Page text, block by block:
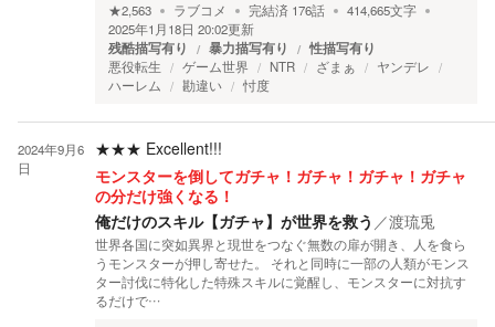
★2,563 ラブコメ 完結済 176話 414,665文字
2025年1月18日 20:02更新
残酷描写有り 暴力描写有り 性描写有り
悪役転生 ゲーム世界 NTR ざまぁ
ヤンデレ
ハーレム
勘違い 忖度
2024年9月6
日
★★★ Excellent!!!
モンスターを倒してガチャ！ガチャ！ガチャ！ガチャ
の分だけ強くなる！
俺だけのスキル【ガチャ】が世界を救う ／渡琉兎
世界各国に突如異界と現世をつなぐ無数の扉が開き、人を食ら
うモンスターが押し寄せた。 それと同時に一部の人類がモンス
ター討伐に特化した特殊スキルに覚醒し、モンスターに対抗す
るだけで…